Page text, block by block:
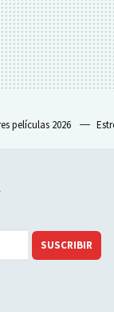
películas 2026
SUSCRIBIR